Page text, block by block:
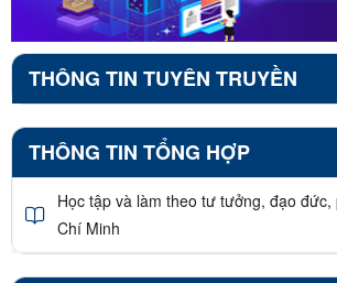
THÔNG TIN TUYÊN TRUYỀN
THÔNG TIN TỔNG HỢP
Học tập và làm theo tư tưởng, đạo đức,
Chí Minh